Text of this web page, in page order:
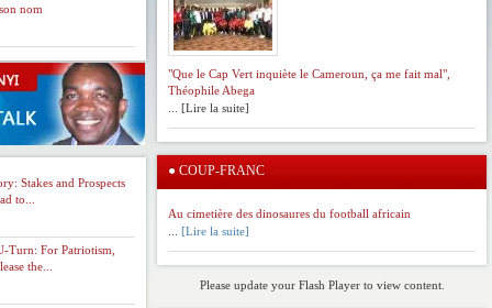
nom
Stakes and Prospects
to...
Turn: For Patriotism,
the...
"Que le Cap Vert inquiète le Cameroun, ça me fait mal",
Théophile Abega
... [Lire la suite]
● COUP-FRANC
Au cimetière des dinosaures du football africain
[Lire la suite]
Please update your Flash Player to view content.